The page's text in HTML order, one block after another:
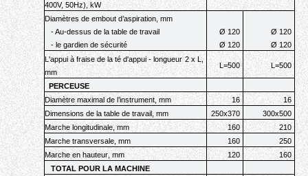
400V, 50Hz),kW
Diamètres de embout d’aspiration , mm
-Au-dessusde la table de travail
-le gardien de sécurité
Ø 120
Ø 120
Ø 120
Ø 120
L'appui à fraise de la té d'appui - longueur 2 х L,
mm
L=500 L=500
PERCEUSE
Diamètre maximal de l’instrument ,mm 16
16
Dimensions de la table de travail mm 250х370
300х500
Marche longitudinale, mm 160
210
Marche transversale , mm 160
250
Marche en hauteur, mm 120
160
TOTAL POUR LA MACHINE